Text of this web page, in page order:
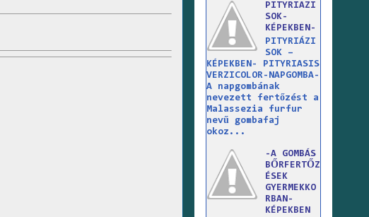
PITYRIAZI
SOK-
KÉPEKBEN-
PITYRIÁZI
SOK –
KÉPEKBEN- PITYRIASIS
VERZICOLOR-NAPGOMBA-
A napgombának
nevezett fertőzést a
Malassezia furfur
nevű gombafaj
okoz...
-A GOMBÁS
BŐRFERTŐZ
ÉSEK
GYERMEKKO
RBAN-
KÉPEKBEN